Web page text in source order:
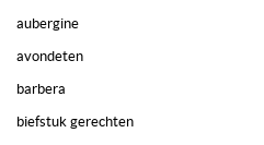
aubergine
avondeten
barbera
biefstuk gerechten